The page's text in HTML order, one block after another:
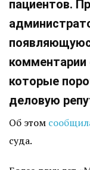
пациентов.
которые
деловую
Об этом
суда.